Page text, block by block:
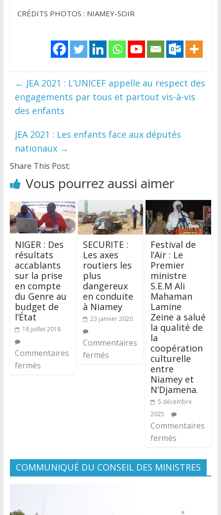
CRÉDITS PHOTOS : NIAMEY-SOIR
← JEA 2021 : L’UNICEF appelle au respect des
engagements par tous et partout vis-à-vis
des enfants
JEA 2021 : Les enfants face aux députés
nationaux →
Share This Post:
Vous pourrez aussi aimer
NIGER : Des
résultats
accablants
sur la prise
en compte
du Genre au
budget de
l’État
18 juillet 2018
Commentaires
fermés
SECURITE :
Les axes
routiers les
plus
dangereux
en conduite
à Niamey
23 janvier 2020
Commentaires
fermés
Festival de
l’Aïr : Le
Premier
ministre
S.E.M Ali
Mahaman
Lamine
Zeine a salué
la qualité de
la
coopération
culturelle
entre
Niamey et
N’Djamena.
5 décembre
2025
Commentaires
fermés
COMMUNIQUÉ DU CONSEIL DES MINISTRES